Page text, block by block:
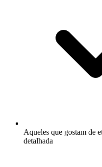
Aqueles que gostam de
detalhada